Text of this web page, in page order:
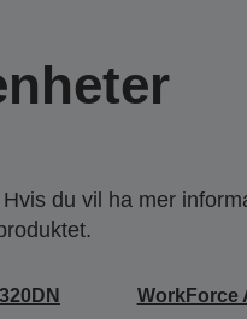
du vil ha mer
WorkForce